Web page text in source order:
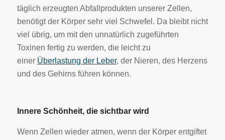
täglich erzeugten Abfallprodukten unserer Zellen,
benötigt der Körper sehr viel Schwefel. Da bleibt nicht
viel übrig, um mit den unnatürlich zugeführten
Toxinen fertig zu werden, die leicht zu
einer Überlastung der Leber, der Nieren, des Herzens
und des Gehirns führen können.
Innere Schönheit, die sichtbar wird
Wenn Zellen wieder atmen, wenn der Körper entgiftet